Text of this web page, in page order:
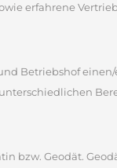
erfahrene
Betriebshof
bzw. Geodät.